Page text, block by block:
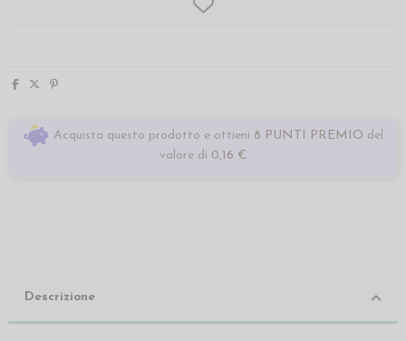
Acquista questo prodotto e ottieni 8 PUNTI PREMIO del
valore di 0,16 €
Descrizione